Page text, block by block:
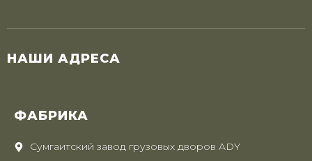
НАШИ АДРЕСА
ФАБРИКА
Сумгаитский завод грузовых дворов ADY